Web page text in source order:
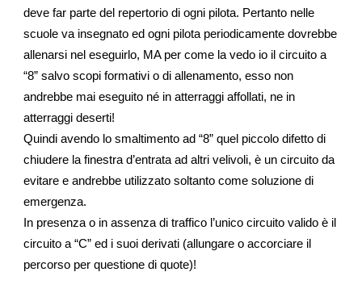
deve far parte del repertorio di ogni pilota. Pertanto nelle
scuole va insegnato ed ogni pilota periodicamente dovrebbe
allenarsi nel eseguirlo, MA per come la vedo io il circuito a
“8” salvo scopi formativi o di allenamento, esso non
andrebbe mai eseguito né in atterraggi affollati, ne in
atterraggi deserti!
Quindi avendo lo smaltimento ad “8” quel piccolo difetto di
chiudere la finestra d’entrata ad altri velivoli, è un circuito da
evitare e andrebbe utilizzato soltanto come soluzione di
emergenza.
In presenza o in assenza di traffico l’unico circuito valido è il
circuito a “C” ed i suoi derivati (allungare o accorciare il
percorso per questione di quote)!